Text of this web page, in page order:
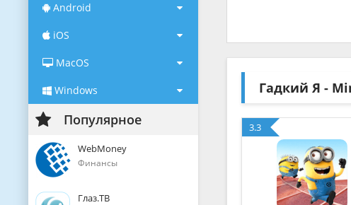
Android
iOS
MacOS
Windows
Популярное
WebMoney
Финансы
Глаз.ТВ
Гадкий Я -
3.3